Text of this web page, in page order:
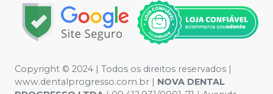
Copyright © 2024 | Todos os direitos reservados |
www.dentalprogresso.com.br | NOVA DENTAL